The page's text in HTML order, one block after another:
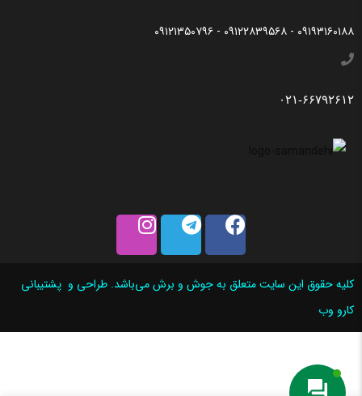
۰۹۱۹۳۱۶۰۱۸۸ - ۰۹۱۲۲۸۳۹۵۶۸ - ۰۹۱۲۱۳۵۰۷۹۶
۰۲۱-۶۶۷۹۲۶۱۲
کلیه حقوق این سایت متعلق به جوش و برش می‌باشد. طراحی و پشتیبانی
کارو وب